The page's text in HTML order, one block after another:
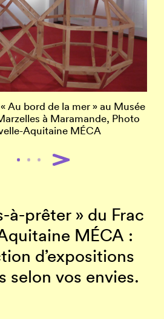
Au bord de la mer » au Musée
à Maramande, Photo
Aquitaine MÉCA
à-prêter » du Frac
MÉCA :
d’expositions
selon vos envies.